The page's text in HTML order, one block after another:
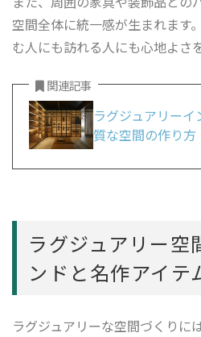
空間全体に統一感が生まれます
む人にも訪れる人にも心地よさ
関連記事
ラグジュアリー
質な空間の作り方
ラグジュアリー空
ンドと名作アイテ
ラグジュアリーな空間づくりに